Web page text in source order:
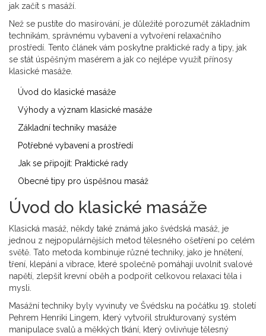
jak začít s masáží.
Než se pustíte do masírování, je důležité porozumět základním
technikám, správnému vybavení a vytvoření relaxačního
prostředí. Tento článek vám poskytne praktické rady a tipy, jak
se stát úspěšným masérem a jak co nejlépe využít přínosy
klasické masáže.
Úvod do klasické masáže
Výhody a význam klasické masáže
Základní techniky masáže
Potřebné vybavení a prostředí
Jak se připojit: Praktické rady
Obecné tipy pro úspěšnou masáž
Úvod do klasické masáže
Klasická masáž, někdy také známá jako švédská masáž, je
jednou z nejpopulárnějších metod tělesného ošetření po celém
světě. Tato metoda kombinuje různé techniky, jako je hnětení,
tření, klepání a vibrace, které společně pomáhají uvolnit svalové
napětí, zlepšit krevní oběh a podpořit celkovou relaxaci těla i
mysli.
Masážní techniky byly vyvinuty ve Švédsku na počátku 19. století
Pehrem Henriki Lingem, který vytvořil strukturovaný systém
manipulace svalů a měkkých tkání, který ovlivňuje tělesný